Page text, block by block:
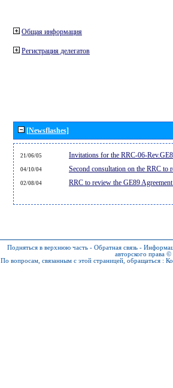
Общая информация
Регистрация делегатов
[Newsflashes]
21/06/05 Invitations for the RRC-06-
04/10/04 Second consultation on the RRC to
02/08/04 RRC to review the GE89
Подняться в верхнюю часть - Обратная связь -
авторского права
По вопросам, связанным с этой страницей, обращаться :